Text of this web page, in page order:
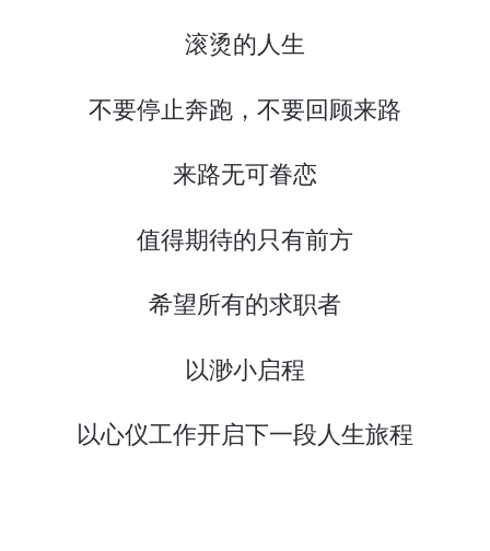
滚烫的人生
不要停止奔跑，不要回顾来路
来路无可眷恋
值得期待的只有前方
希望所有的求职者
以渺小启程
以心仪工作开启下一段人生旅程